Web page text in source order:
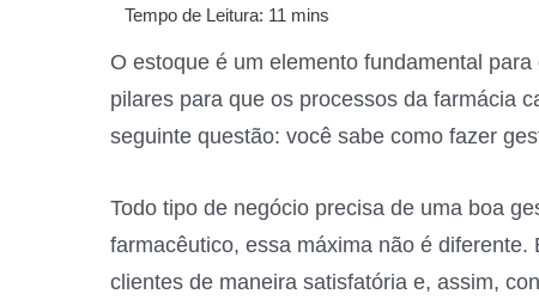
O estoque é um elemento fundamental
pilares para que os processos da farmácia
seguinte questão: você sabe como fazer
Todo tipo de negócio precisa de uma boa
farmacêutico, essa máxima não é
clientes de maneira satisfatória e, assim,